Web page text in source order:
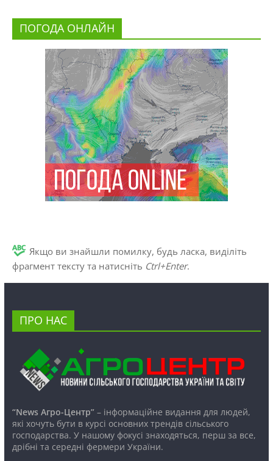
ПОГОДА ОНЛАЙН
Якщо ви знайшли помилку, будь ласка, виділіть
фрагмент тексту та натисніть Ctrl+Enter.
ПРО НАС
“News Агро-Центр”– інформаційне видання для людей,
які хочуть бути в курсі основних трендів сільського
господарства. У нашому фокусі знаходяться, перш за все,
дрібні та середні фермери України.